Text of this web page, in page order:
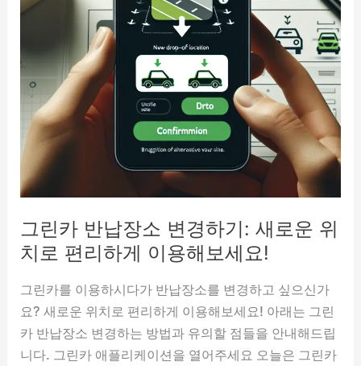
도
르
는
최
고
이
율
찾
법
그린카 반납장소 변경하기: 새로운 위
치로 편리하게 이용해보세요!
그린카를 이용하시다가 반납장소를 변경하고 싶으신가
요? 새로운 위치로 편리하게 이용해보세요! 아래는 그린
카 반납장소 변경하는 방법과 유의할 점들을 안내해드립
니다. 그린카 애플리케이션을 열어주세요 오늘은 그린카